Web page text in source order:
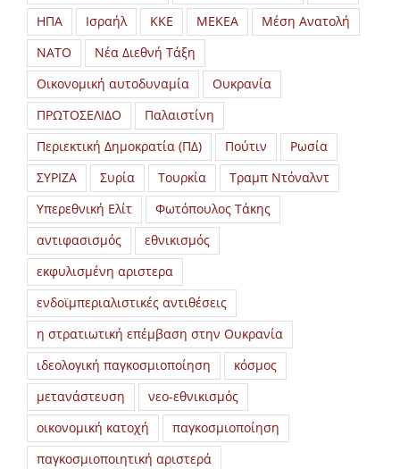
ΗΠΑ
Ισραήλ ΚΚΕ ΜΕΚΕΑ
Μέση Ανατολή
ΝΑΤΟ
Νέα Διεθνή Τάξη
Οικονομική αυτοδυναμία
Ουκρανία
ΠΡΩΤΟΣΕΛΙΔΟ
Παλαιστίνη
Περιεκτική Δημοκρατία (ΠΔ)
Πούτιν
Ρωσία
ΣΥΡΙΖΑ
Συρία Τουρκία
Τραμπ Ντόναλντ
Υπερεθνική Ελίτ
Φωτόπουλος Τάκης
αντιφασισμός
εθνικισμός
εκφυλισμένη αριστερα
ενδοϊμπεριαλιστικές αντιθέσεις
η στρατιωτική επέμβαση στην Ουκρανία
ιδεολογική παγκοσμιοποίηση
κόσμος
μετανάστευση
νεο-εθνικισμός
οικονομική κατοχή
παγκοσμιοποίηση
παγκοσμιοποιητική αριστερά